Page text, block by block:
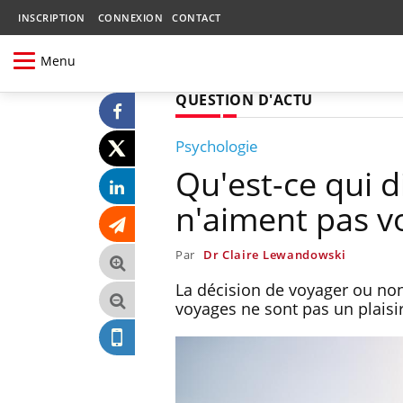
INSCRIPTION CONNEXION CONTACT
Menu
QUESTION D'ACTU
Psychologie
Qu'est-ce qui
n'aiment pas
Par Dr Claire Lewandowski
La décision de voyager ou
voyages ne sont pas un